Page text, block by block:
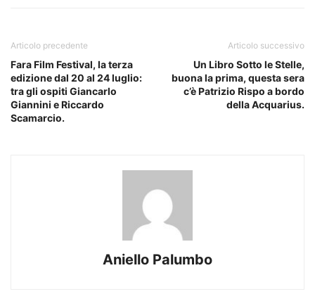
Articolo precedente
Fara Film Festival, la terza
edizione dal 20 al 24 luglio:
tra gli ospiti Giancarlo
Giannini e Riccardo
Scamarcio.
Articolo successivo
Un Libro Sotto le Stelle,
buona la prima, questa sera
c’è Patrizio Rispo a bordo
della Acquarius.
Aniello Palumbo